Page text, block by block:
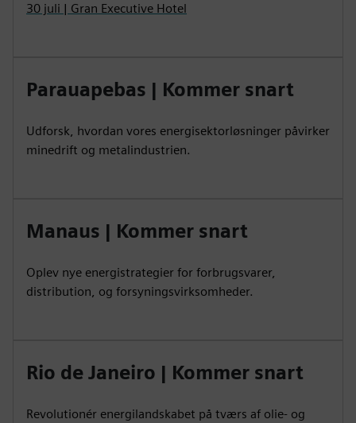
30 juli | Gran Executive Hotel
Parauapebas | Kommer snart
Udforsk, hvordan vores energisektorløsninger påvirker
minedrift og metalindustrien.
Manaus | Kommer snart
Oplev nye energistrategier for forbrugsvarer,
distribution, og forsyningsvirksomheder.
Rio de Janeiro | Kommer snart
Revolutionér energilandskabet på tværs af olie- og